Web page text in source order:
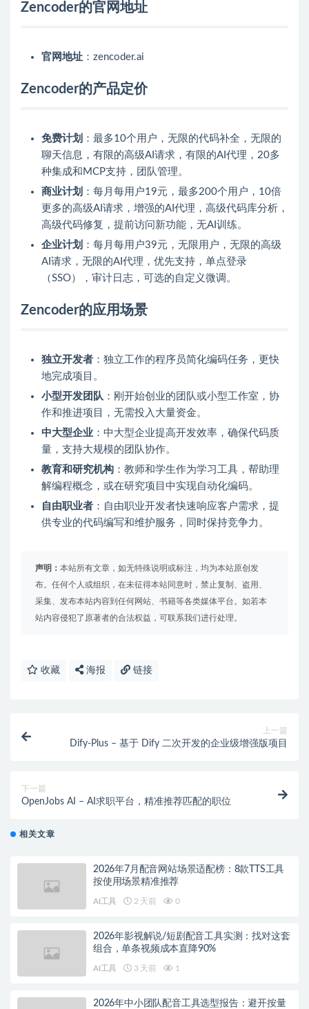
Zencoder的官网地址
官网地址 ：zencoder.ai
Zencoder的产品定价
免费计划 ：最多10个用户，无限的代码补全，无限的
聊天信息，有限的高级AI请求，有限的AI代理，20多
种集成和MCP支持，团队管理。
商业计划 ：每月每用户19元，最多200个用户，10倍
更多的高级AI请求，增强的AI代理，高级代码库分析，
高级代码修复，提前访问新功能，无AI训练。
企业计划 ：每月每用户39元，无限用户，无限的高级
AI请求，无限的AI代理，优先支持，单点登录
（SSO），审计日志，可选的自定义微调。
Zencoder的应用场景
独立开发者 ：独立工作的程序员简化编码任务，更快
地完成项目。
小型开发团队 ：刚开始创业的团队或小型工作室，协
作和推进项目，无需投入大量资金。
中大型企业 ：中大型企业提高开发效率，确保代码质
量，支持大规模的团队协作。
教育和研究机构 ：教师和学生作为学习工具，帮助理
解编程概念，或在研究项目中实现自动化编码。
自由职业者 ：自由职业开发者快速响应客户需求，提
供专业的代码编写和维护服务，同时保持竞争力。
声明： 本站所有文章，如无特殊说明或标注，均为本站原创发
布。任何个人或组织，在未征得本站同意时，禁止复制、盗用、
采集、发布本站内容到任何网站、书籍等各类媒体平台。如若本
站内容侵犯了原著者的合法权益，可联系我们进行处理。
收藏 海报 链接
上一篇
Dify-Plus – 基于 Dify 二次开发的企业级增强版项目
下一篇
OpenJobs AI – AI求职平台，精准推荐匹配的职位
相关文章
2026年7月配音网站场景适配榜：8款TTS工具
按使用场景精准推荐
AI工具 2 天前 0
2026年影视解说/短剧配音工具实测：找对这套
组合，单条视频成本直降90%
AI工具 3 天前 1
2026年中小团队配音工具选型报告：避开按量